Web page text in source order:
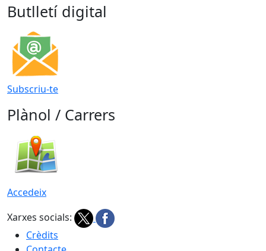
Butlletí digital
Subscriu-te
Plànol / Carrers
Accedeix
Xarxes socials:
Crèdits